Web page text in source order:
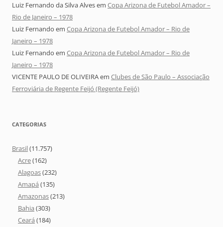
Luiz Fernando da Silva Alvesem Copa Arizona de Futebol Amador –
Rio de Janeiro – 1978
Luiz Fernando em Copa Arizona de Futebol Amador – Rio de
Janeiro – 1978
Luiz Fernando em Copa Arizona de Futebol Amador – Rio de
Janeiro – 1978
VICENTE PAULO DE OLIVEIRAem Clubes de São Paulo – Associação
Ferroviária de Regente Feijó (Regente Feijó)
CATEGORIAS
Brasil(11.757)
Acre(162)
Alagoas(232)
Amapá (135)
Amazonas(213)
Bahia (303)
Ceará (184)